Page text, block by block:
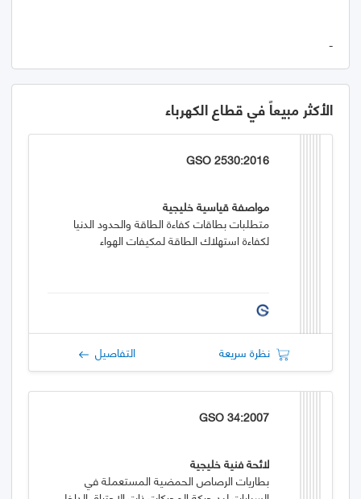
-
الأكثر مبيعاً في قطاع الكهرباء
GSO 2530:2016
مواصفة قياسية خليجية
متطلبات بطاقات كفاءة الطاقة والحدود الدنيا
لكفاءة استهلاك الطاقة لمكيفات الهواء
نظرة سريعة التفاصيل
GSO 34:2007
لائحة فنية خليجية
بطاريات الرصاص الحمضية المستعملة في